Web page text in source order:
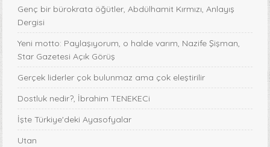
Genç bir bürokrata öğütler, Abdülhamit Kırmızı, Anlayış
Dergisi
Yeni motto: Paylaşıyorum, o halde varım, Nazife Şişman,
Star Gazetesi Açık Görüş
Gerçek liderler çok bulunmaz ama çok eleştirilir
Dostluk nedir?, İbrahim TENEKECi
İşte Türkiye'deki Ayasofyalar
Utan